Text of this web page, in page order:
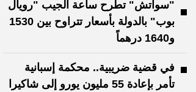
"سواتش" تطرح ساعة الجيب "رويال
بوب" بالدولة بأسعار تتراوح بين 1530
و1640 درهماً
في قضية ضريبية.. محكمة إسبانية
تأمر بإعادة 55 مليون يورو إلى شاكيرا